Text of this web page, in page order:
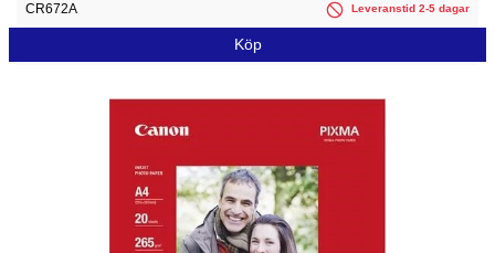
CR672A Leveranstid 2-5 dagar
Köp